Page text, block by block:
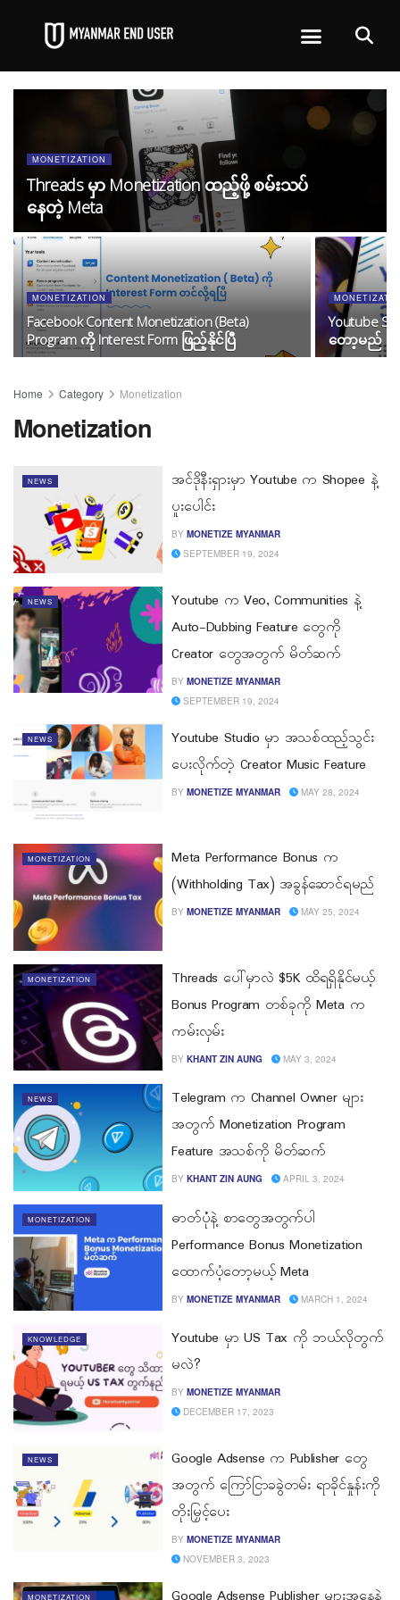
MONETIZATION
Threads မှာ Monetization ထည့်ဖို့ စမ်းသပ်
နေတဲ့ Meta
MONETIZATION
Facebook Content Monetization (Beta)
Program ကို Interest Form ဖြည့်နိုင်ပြီ
Youtube
တော့မည်
Home Category Monetization
Monetization
NEWS
အင်ဒိုနီးရှားမှာ Youtube က Shopee နဲ့
ပူးပေါင်း
BY MONETIZE MYANMAR
SEPTEMBER 19, 2024
NEWS
Youtube က Veo, Communities နဲ့
Auto-Dubbing Feature တွေကို
Creator တွေအတွက် မိတ်ဆက်
BY MONETIZE MYANMAR
SEPTEMBER 19, 2024
NEWS
Youtube Studio မှာ အသစ်ထည့်သွင်း
ပေးလိုက်တဲ့ Creator Music Feature
BY MONETIZE MYANMAR MAY 28, 2024
MONETIZATION
Meta Performance Bonus က
(Withholding Tax) အခွန်ဆောင်ရမည်
BY MONETIZE MYANMAR MAY 25, 2024
MONETIZATION
Threads ပေါ်မှာလဲ $5K ထိရရှိနိုင်မယ့်
Bonus Program တစ်ခုကို Meta က
ကမ်းလှမ်း
BY KHANT ZIN AUNG MAY 3, 2024
NEWS
Telegram က Channel Owner များ
အတွက် Monetization Program
Feature အသစ်ကို မိတ်ဆက်
BY KHANT ZIN AUNG APRIL 3, 2024
MONETIZATION
ဓာတ်ပုံံနဲ့ စာတွေအတွက်ပါ
Performance Bonus Monetization
ထောက်ပံ့တော့မယ့် Meta
BY MONETIZE MYANMAR MARCH 1, 2024
KNOWLEDGE
Youtube မှာ US Tax ကို ဘယ်လိုတွက်
မလဲ?
BY MONETIZE MYANMAR
DECEMBER 17, 2023
NEWS
Google Adsense က Publisher တွေ
အတွက် ကြော်ငြာခခွဲတမ်း ရာခိုင်နှုန်းကို
တိုးမြှင့်ပေး
BY MONETIZE MYANMAR
NOVEMBER 3, 2023
MONETIZATION